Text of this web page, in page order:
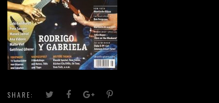
SHARE: